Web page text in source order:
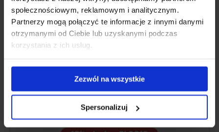
społecznościowym, reklamowym i analitycznym.
Partnerzy mogą połączyć te informacje z innymi danymi
otrzymanymi od Ciebie lub uzyskanymi podczas
korzystania z ich usług.
Zezwól na wszystkie
Spersonalizuj
A LEGJOBB AZ ÍZÜLETEK SZÁMÁRA
Natu.Care Collagen Premium 10000
mg, cseresznye